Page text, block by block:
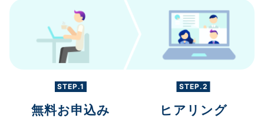
STEP.1
無料お申込み
STEP.2
ヒアリング